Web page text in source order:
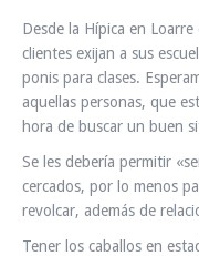
Desde la Hípica en
clientes exijan a sus
ponis para clases.
aquellas personas, que
hora de buscar un buen
Se les debería permitir
cercados, por lo menos
revolcar, además de
Tener los caballos en